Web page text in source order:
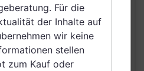
Dänemark, Hong Kong,
Ungarn, Schweden,
Irland, Belgien,
Netherlands (Kingdom
Für die
der Inhalte auf
wir keine
stellen
zum Kauf oder